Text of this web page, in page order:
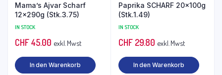
Mama’s Ajvar Scharf
12x290g (Stk.3.75)
IN STOCK
CHF45.00 exkl. Mwst
In den Warenkorb
Paprika SCHARF 20x100g
(Stk.1.49)
IN STOCK
CHF29.80 exkl. Mwst
In den Warenkorb